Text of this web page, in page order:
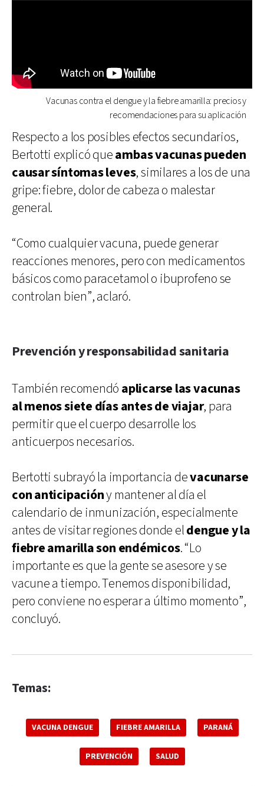
Vacunas contra el dengue y la fiebre amarilla: precios y
recomendaciones para su aplicación
Respecto a los posibles efectos secundarios,
Bertotti explicó queambas vacunas pueden
causar síntomas leves, similares a los de una
gripe: fiebre, dolor de cabeza o malestar
general.
“Como cualquier vacuna, puede generar
reacciones menores, pero con medicamentos
básicos como paracetamol o ibuprofeno se
controlan bien”, aclaró.
Prevención y responsabilidad sanitaria
También recomendó aplicarse las vacunas
al menos siete días antes de viajar, para
permitir que el cuerpo desarrolle los
anticuerpos necesarios.
Bertotti subrayó la importancia devacunarse
con anticipacióny mantener al día el
calendario de inmunización, especialmente
antes de visitar regiones donde eldengue y la
fiebre amarilla son endémicos. “Lo
importante es que la gente se asesore y se
vacune a tiempo. Tenemos disponibilidad,
pero conviene no esperar a último momento”,
concluyó.
Temas:
VACUNA DENGUE FIEBRE AMARILLA PARANÁ
PREVENCIÓN SALUD